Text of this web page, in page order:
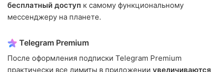
бесплатный доступ к самому функциональному
мессенджеру на планете.
Telegram Premium
После оформления подписки Telegram Premium
практически все лимиты в приложении увеличиваются